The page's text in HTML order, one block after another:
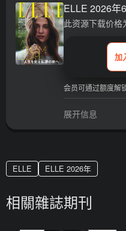
ELLE 2026年
加
此资源下载价格
会员可通过额度解
展开信息
ELLE ELLE 2026年
相關雜誌期刊